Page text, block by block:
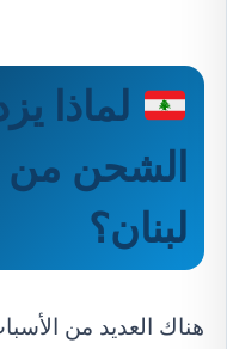
لماذا
الشحن من
لبنان؟
هناك العديد من